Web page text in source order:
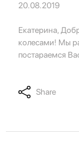
20.08.2019
Екатерина,
колесами! Мы
постараемся
Share